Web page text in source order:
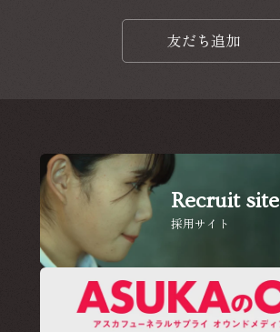
友だち追加
採用サイト
Recruit site